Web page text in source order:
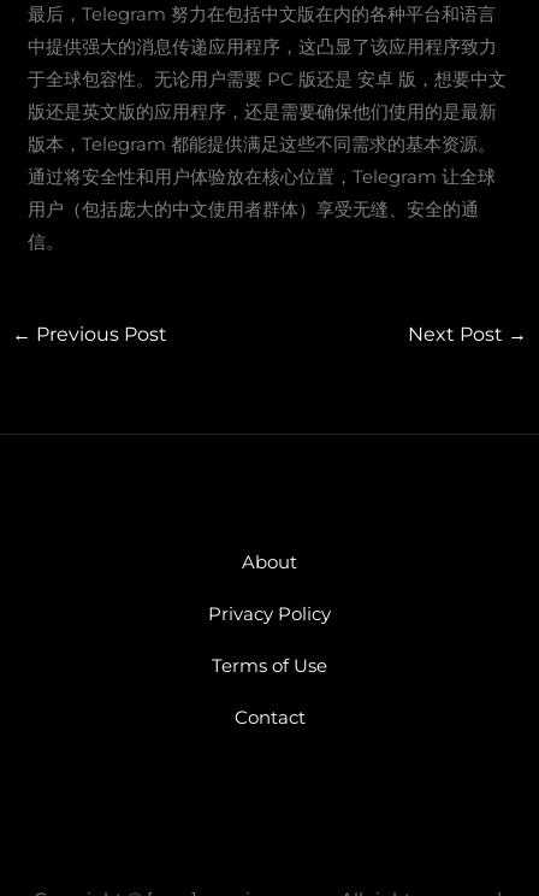
最后，Telegram 努力在包括中文版在内的各种平台和语言
中提供强大的消息传递应用程序，这凸显了该应用程序致力
于全球包容性。无论用户需要 PC 版还是 安卓 版，想要中文
版还是英文版的应用程序，还是需要确保他们使用的是最新
版本，Telegram 都能提供满足这些不同需求的基本资源。
通过将安全性和用户体验放在核心位置，Telegram 让全球
用户（包括庞大的中文使用者群体）享受无缝、安全的通
信。
← Previous Post Next Post →
About
Privacy Policy
Terms of Use
Contact